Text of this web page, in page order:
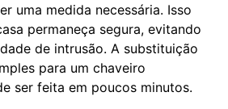
uma medida necessária. Isso
permaneça segura, evitando
de intrusão. A substituição
para um chaveiro
ser feita em poucos minutos.